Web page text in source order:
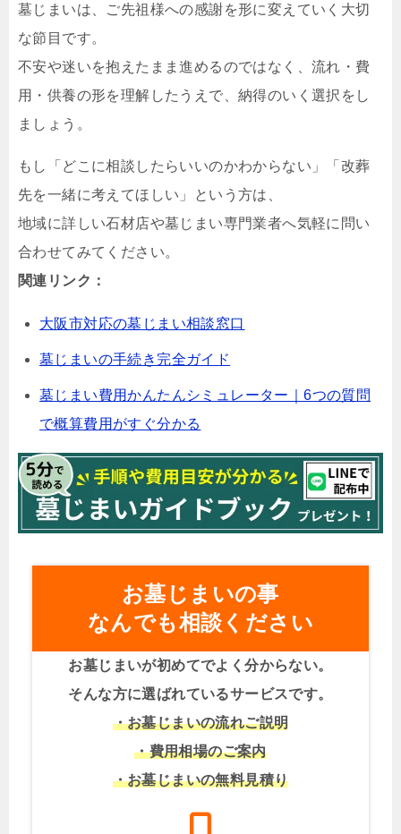
墓じまいは、ご先祖様への感謝を形に変えていく大切
な節目です。
不安や迷いを抱えたまま進めるのではなく、流れ・費
用・供養の形を理解したうえで、納得のいく選択をし
ましょう。
もし「どこに相談したらいいのかわからない」「改葬
先を一緒に考えてほしい」という方は、
地域に詳しい石材店や墓じまい専門業者へ気軽に問い
合わせてみてください。
関連リンク：
大阪市対応の墓じまい相談窓口
墓じまいの手続き完全ガイド
墓じまい費用かんたんシミュレーター｜6つの質問
で概算費用がすぐ分かる
お墓じまいの事
なんでも相談ください
お墓じまいが初めてでよく分からない。
そんな方に選ばれているサービスです。
・お墓じまいの流れご説明
・費用相場のご案内
・お墓じまいの無料見積り